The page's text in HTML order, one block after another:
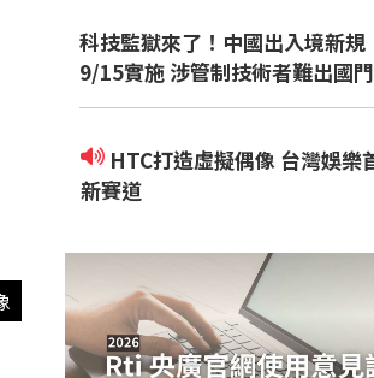
科技監獄來了！中國出入境新規
9/15實施 涉管制技術者難出國門
新賽道